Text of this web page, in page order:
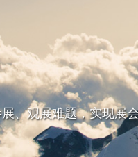
、观展难题，实现展